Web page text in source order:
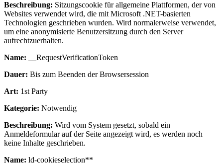
Beschreibung: Sitzungscookie für allgemeine Plattformen, der von
Websites verwendet wird, die mit Microsoft .NET-basierten
Technologien geschrieben wurden. Wird normalerweise verwendet,
um eine anonymisierte Benutzersitzung durch den Server
aufrechtzuerhalten.
Name: __RequestVerificationToken
Dauer: Bis zum Beenden der Browsersession
Art: 1st Party
Kategorie: Notwendig
Beschreibung: Wird vom System gesetzt, sobald ein
Anmeldeformular auf der Seite angezeigt wird, es werden noch
keine Inhalte geschrieben.
Name: ld-cookieselection**